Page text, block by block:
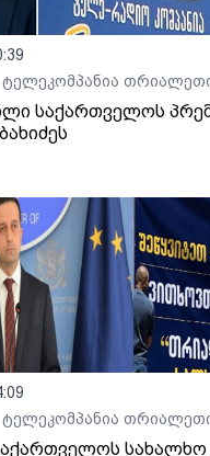
ტელეკომპანია
საქართველოს
ტელეკომპანია